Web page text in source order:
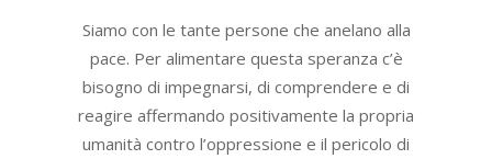
Siamo con le tante persone che anelano alla
pace. Per alimentare questa speranza c’è
bisogno di impegnarsi, di comprendere e di
reagire affermando positivamente la propria
umanità contro l’oppressione e il pericolo di